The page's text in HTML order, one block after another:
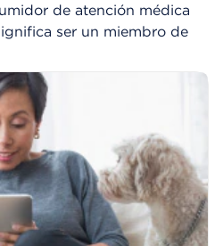
de atención médica
ser un miembro de